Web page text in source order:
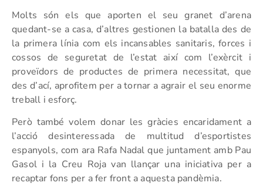
Molts són els que aporten el seu granet d’arena
quedant-se a casa, d’altres gestionen la batalla des de
la primera línia com els incansables sanitaris, forces i
cossos de seguretat de l’estat així com l’exèrcit i
proveïdors de productes de primera necessitat, que
des d’ací, aprofitem per a tornar a agrair el seu enorme
treball i esforç.
Però també volem donar les gràcies encaridament a
l’acció desinteressada de multitud d’esportistes
espanyols, com ara Rafa Nadal que juntament amb Pau
Gasol i la Creu Roja van llançar una iniciativa per a
recaptar fons per a fer front a aquesta pandèmia.